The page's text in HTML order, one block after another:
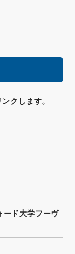
クします。
ド大学フーヴ